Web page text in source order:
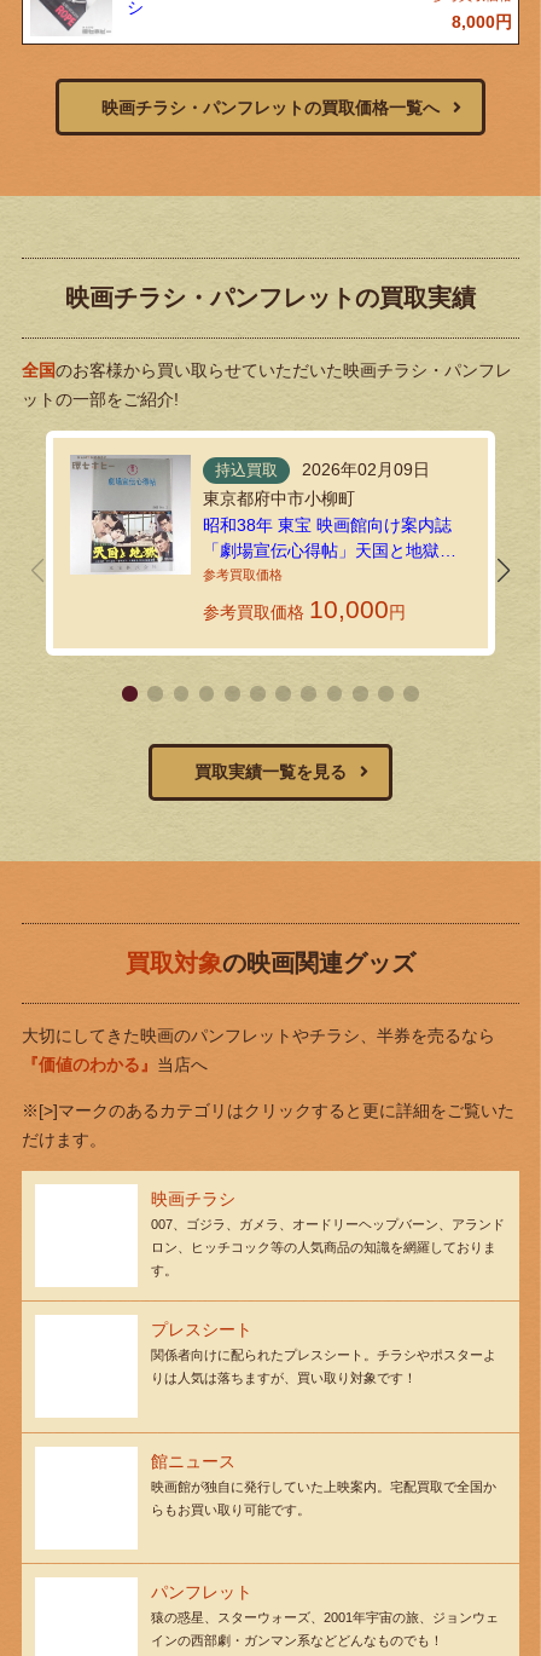
シ
8,000円
映画チラシ・パンフレットの買取価格一覧へ
映画チラシ・パンフレットの買取実績
全国のお客様から買い取らせていただいた映画チラシ・パンフレ
ットの一部をご紹介!
持込買取
2026年02月09日
東京都府中市小柳町
昭和38年 東宝 映画館向け案内誌
「劇場宣伝心得帖」天国と地獄を
お買い取りいたしました｜環七ホ
ビーの持込買取
参考買取価格 10,000円
買取実績一覧を見る
買取対象の映画関連グッズ
大切にしてきた映画のパンフレットやチラシ、半券を売るなら
『価値のわかる』 当店へ
※[>]マークのあるカテゴリはクリックすると更に詳細をご覧いた
だけます。
映画チラシ
007、ゴジラ、ガメラ、オードリーヘップバーン、アランド
ロン、ヒッチコック等の人気商品の知識を網羅しておりま
す。
プレスシート
関係者向けに配られたプレスシート。チラシやポスターよ
りは人気は落ちますが、買い取り対象です！
館ニュース
映画館が独自に発行していた上映案内。宅配買取で全国か
らもお買い取り可能です。
パンフレット
猿の惑星、スターウォーズ、2001年宇宙の旅、ジョンウェ
インの西部劇・ガンマン系などどんなものでも！